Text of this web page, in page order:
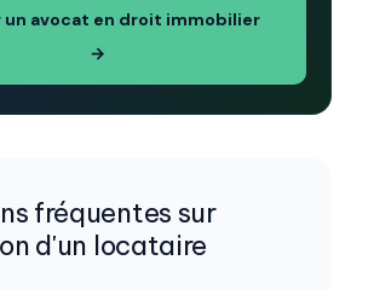
un avocat en droit immobilier
→
fréquentes sur
d'un locataire